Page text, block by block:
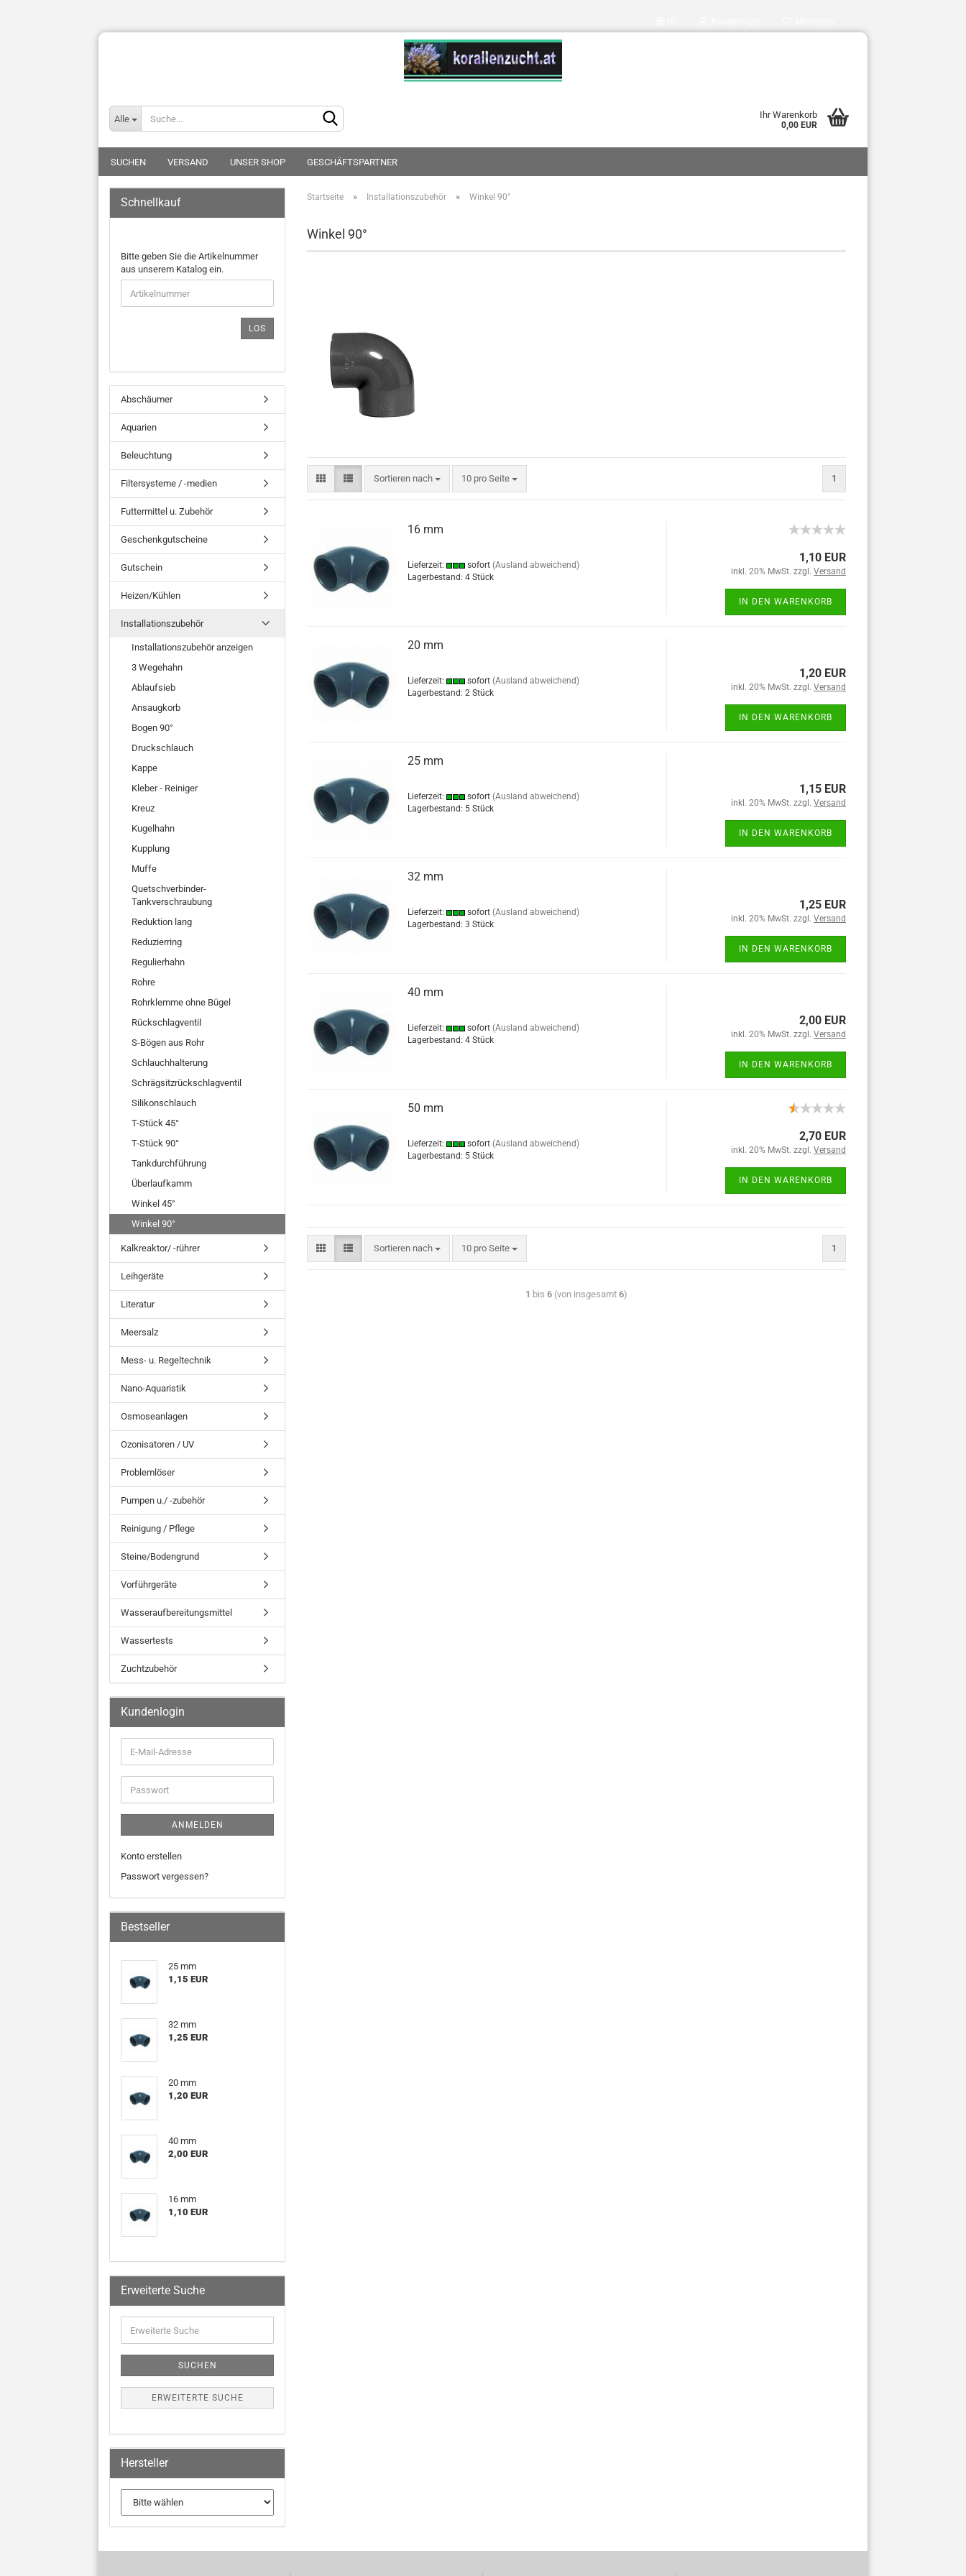
Sprache auswählen
Alle Ihr Warenkorb
0,00 EUR
SUCHEN VERSAND UNSER SHOP GESCHÄFTSPARTNER
Startseite » Installationszubehör » Winkel 90°
Winkel 90°
Sortieren nach 10 pro Seite 1
16 mm
Lieferzeit: sofort (Ausland abweichend)
Lagerbestand: 4 Stück
1,10 EUR
inkl. 20% MwSt. zzgl. Versand
IN DEN WARENKORB
20 mm
Lieferzeit: sofort (Ausland abweichend)
Lagerbestand: 2 Stück
1,20 EUR
inkl. 20% MwSt. zzgl. Versand
IN DEN WARENKORB
25 mm
Lieferzeit: sofort (Ausland abweichend)
Lagerbestand: 5 Stück
1,15 EUR
inkl. 20% MwSt. zzgl. Versand
IN DEN WARENKORB
32 mm
Lieferzeit: sofort (Ausland abweichend)
Lagerbestand: 3 Stück
1,25 EUR
inkl. 20% MwSt. zzgl. Versand
IN DEN WARENKORB
40 mm
Lieferzeit: sofort (Ausland abweichend)
Lagerbestand: 4 Stück
2,00 EUR
inkl. 20% MwSt. zzgl. Versand
IN DEN WARENKORB
50 mm
Lieferzeit: sofort (Ausland abweichend)
Lagerbestand: 5 Stück
2,70 EUR
inkl. 20% MwSt. zzgl. Versand
IN DEN WARENKORB
Sortieren nach 10 pro Seite 1
1 bis 6 (von insgesamt 6)
Schnellkauf
Bitte geben Sie die Artikelnummer
aus unserem Katalog ein.
LOS
Abschäumer
Aquarien
Beleuchtung
Filtersysteme / -medien
Futtermittel u. Zubehör
Geschenkgutscheine
Gutschein
Heizen/Kühlen
Installationszubehör
Installationszubehör anzeigen
3 Wegehahn
Ablaufsieb
Ansaugkorb
Bogen 90°
Druckschlauch
Kappe
Kleber - Reiniger
Kreuz
Kugelhahn
Kupplung
Muffe
Quetschverbinder-
Tankverschraubung
Reduktion lang
Reduzierring
Regulierhahn
Rohre
Rohrklemme ohne Bügel
Rückschlagventil
S-Bögen aus Rohr
Schlauchhalterung
Schrägsitzrückschlagventil
Silikonschlauch
T-Stück 45°
T-Stück 90°
Tankdurchführung
Überlaufkamm
Winkel 45°
Winkel 90°
Kalkreaktor/ -rührer
Leihgeräte
Literatur
Meersalz
Mess- u. Regeltechnik
Nano-Aquaristik
Osmoseanlagen
Ozonisatoren / UV
Problemlöser
Pumpen u./ -zubehör
Reinigung / Pflege
Steine/Bodengrund
Vorführgeräte
Wasseraufbereitungsmittel
Wassertests
Zuchtzubehör
Kundenlogin
ANMELDEN
Konto erstellen
Passwort vergessen?
Bestseller
25 mm
1,15 EUR
32 mm
1,25 EUR
20 mm
1,20 EUR
40 mm
2,00 EUR
16 mm
1,10 EUR
Erweiterte Suche
SUCHEN
ERWEITERTE SUCHE
Hersteller